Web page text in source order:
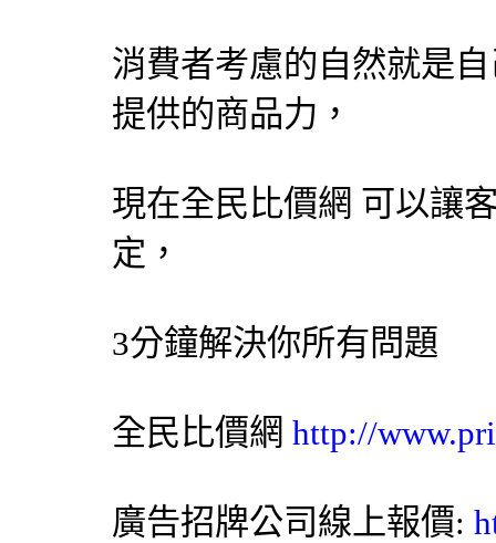
消費者考慮的自然就是
提供的商品力，
現在全民比價網 可以讓
定，
3分鐘解決你所有問題
全民比價網 http://
廣告招牌公司線上報價: